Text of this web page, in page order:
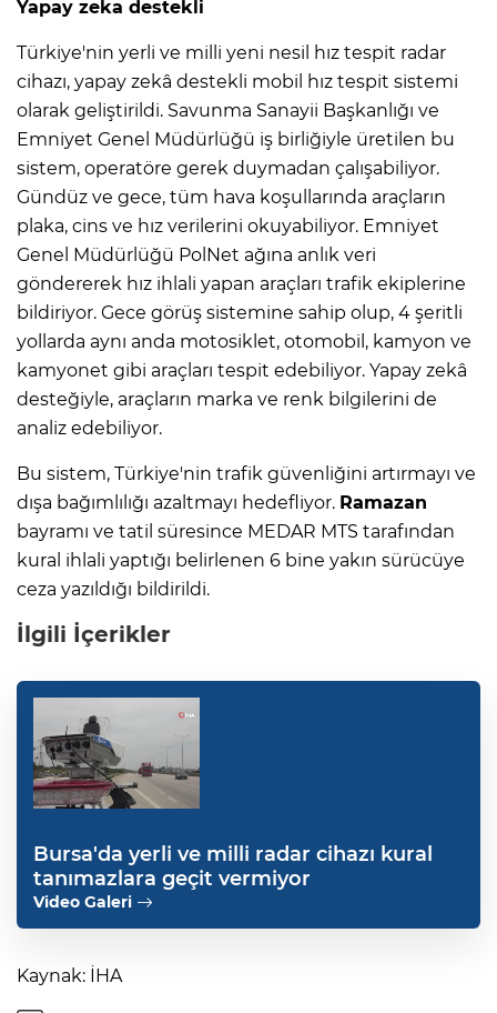
Yapay zeka destekli
Türkiye'nin yerli ve milli yeni nesil hız tespit radar
cihazı, yapay zekâ destekli mobil hız tespit sistemi
olarak geliştirildi. Savunma Sanayii Başkanlığı ve
Emniyet Genel Müdürlüğü iş birliğiyle üretilen bu
sistem, operatöre gerek duymadan çalışabiliyor.
Gündüz ve gece, tüm hava koşullarında araçların
plaka, cins ve hız verilerini okuyabiliyor. Emniyet
Genel Müdürlüğü PolNet ağına anlık veri
göndererek hız ihlali yapan araçları trafik ekiplerine
bildiriyor. Gece görüş sistemine sahip olup, 4 şeritli
yollarda aynı anda motosiklet, otomobil, kamyon ve
kamyonet gibi araçları tespit edebiliyor. Yapay zekâ
desteğiyle, araçların marka ve renk bilgilerini de
analiz edebiliyor.
Bu sistem, Türkiye'nin trafik güvenliğini artırmayı ve
dışa bağımlılığı azaltmayı hedefliyor. Ramazan
bayramı ve tatil süresince MEDAR MTS tarafından
kural ihlali yaptığı belirlenen 6 bine yakın sürücüye
ceza yazıldığı bildirildi.
İlgili İçerikler
Bursa'da yerli ve milli radar cihazı kural
tanımazlara geçit vermiyor
Video Galeri
Kaynak: İHA